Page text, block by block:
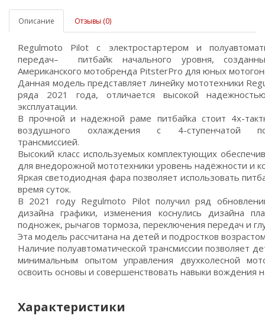
Описание Отзывы (0)
Regulmoto Pilot c электростартером и
передач– питбайк начального уровня,
Американского мотобренда PitsterPro для юных
Данная модель представляет линейку мототехники
ряда 2021 года, отличается высокой
эксплуатации.
В прочной и надежной раме питбайка стоит 4х-
воздушного охлаждения с 4-ступенчатой
трансмиссией.
Высокий класс используемых комплектующих
для внедорожной мототехники уровень надёжности и
Яркая светодиодная фара позволяет использовать
время суток.
В 2021 году Regulmoto Pilot получил ряд
дизайна графики, изменения коснулись дизайна
подножек, рычагов тормоза, переключения передач и
Эта модель рассчитана на детей и подростков
Наличие полуавтоматической трансмиссии позволяет
минимальным опытом управления двухколесной
освоить основы и совершенствовать навыки вождения
Характеристики